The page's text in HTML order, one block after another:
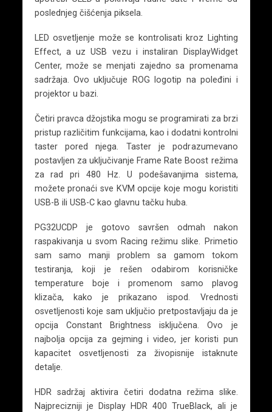
poslednjeg čišćenja piksela.
LED osvetljenje može se kontrolisati kroz Lighting
Effect, a uz USB vezu i instaliran DisplayWidget
Center, može se menjati zajedno sa promenama
sadržaja. Ovo uključuje ROG logotip na poleđini i
projektor u bazi.
Četiri pravca džojstika mogu se programirati za brzi
pristup različitim funkcijama, kao i dodatni kontrolni
taster pored njega. Taster je podrazumevano
postavljen za uključivanje Frame Rate Boost režima
za rad pri 480 Hz. U podešavanjima sistema,
možete pronaći sve KVM opcije koje mogu koristiti
USB-B ili USB-C kao glavnu tačku huba.
PG32UCDP je gotovo savršen odmah nakon
raspakivanja u svom Racing režimu slike. Primetio
sam samo manji problem sa gamom tokom
testiranja, koji je rešen odabirom korisničke
temperature boje i promenom samo plavog
klizača, kako je prikazano ispod. Vrednosti
osvetljenosti koje sam uključio pretpostavljaju da je
opcija Constant Brightness isključena. Ovo je
najbolja opcija za gejming i video, jer koristi pun
kapacitet osvetljenosti za živopisnije istaknute
detalje.
HDR sadržaj aktivira četiri dodatna režima slike.
Najprecizniji je Display HDR 400 TrueBlack, ali je